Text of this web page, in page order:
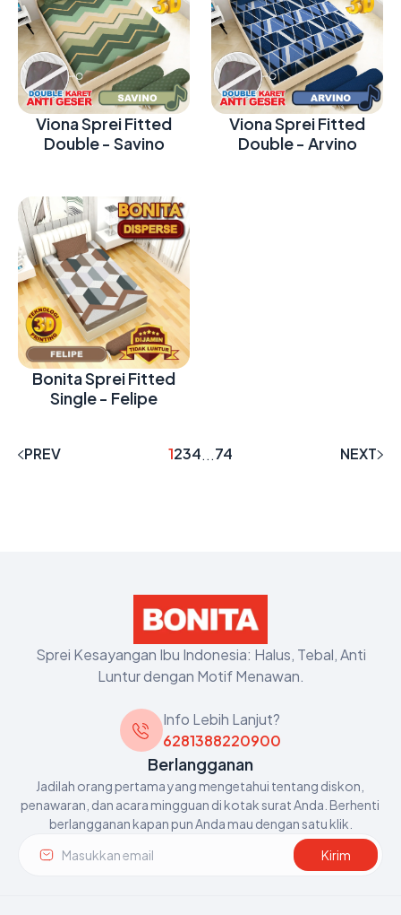
Viona Sprei Fitted
Double - Savino
Viona Sprei Fitted
Double - Arvino
Bonita Sprei Fitted
Single - Felipe
PREV 1234...74 NEXT
Sprei Kesayangan Ibu Indonesia: Halus, Tebal, Anti
Luntur dengan Motif Menawan.
Info Lebih Lanjut?
6281388220900
Berlangganan
Jadilah orang pertama yang mengetahui tentang diskon,
penawaran, dan acara mingguan di kotak surat Anda. Berhenti
berlangganan kapan pun Anda mau dengan satu klik.
Kirim